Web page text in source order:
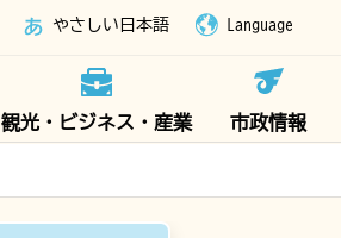
やさしい日本語 Language
観光・ビジネス・産業 市政情報